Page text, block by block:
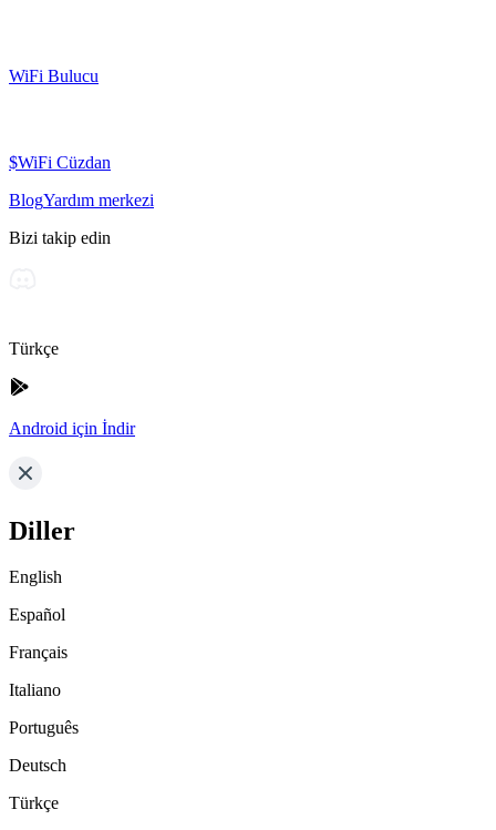
WiFi Bulucu
$WiFi Cüzdan
BlogYardım merkezi
Bizi takip edin
Türkçe
Android için İndir
Diller
English
Español
Français
Italiano
Português
Deutsch
Türkçe